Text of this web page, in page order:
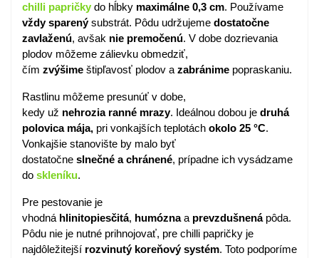
chilli papričky do hĺbky maximálne 0,3 cm. Používame
vždy sparenýsubstrát. Pôdu udržujeme dostatočne
zavlaženú, avšak nie premočenú. V dobe dozrievania
plodov môžeme zálievku obmedziť,
čím zvýšime štipľavosť plodov a zabránime popraskaniu.
Rastlinu môžeme presunúť v dobe,
kedy už nehrozia ranné mrazy. Ideálnou dobou je druhá
polovica mája, pri vonkajších teplotách okolo 25 °C.
Vonkajšie stanovište by malo byť
dostatočne slnečné a chránené, prípadne ich vysádzame
do skleníku.
Pre pestovanie je
vhodná hlinitopiesčitá, humóznaa prevzdušnenápôda.
Pôdu nie je nutné prihnojovať, pre chilli papričky je
najdôležitejší rozvinutý koreňový systém. Toto podporíme